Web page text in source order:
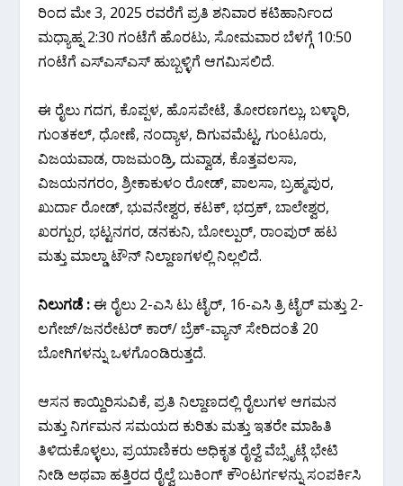
ರಿಂದ ಮೇ 3, 2025 ರವರೆಗೆ ಪ್ರತಿ ಶನಿವಾರ ಕಟಿಹಾರ್ನಿಂದ
ಮಧ್ಯಾಹ್ನ 2:30 ಗಂಟೆಗೆ ಹೊರಟು, ಸೋಮವಾರ ಬೆಳಗ್ಗೆ 10:50
ಗಂಟೆಗೆ ಎಸ್ಎಸ್ಎಸ್ ಹುಬ್ಬಳ್ಳಿಗೆ ಆಗಮಿಸಲಿದೆ.
ಈ ರೈಲು ಗದಗ, ಕೊಪ್ಪಳ, ಹೊಸಪೇಟೆ, ತೋರಣಗಲ್ಲು, ಬಳ್ಳಾರಿ,
ಗುಂತಕಲ್, ಧೋಣೆ, ನಂದ್ಯಾಳ, ದಿಗುವಮೆಟ್ಟ, ಗುಂಟೂರು,
ವಿಜಯವಾಡ, ರಾಜಮಂಡ್ರಿ, ದುವ್ವಾಡ, ಕೊತ್ತವಲಸಾ,
ವಿಜಯನಗರಂ, ಶ್ರೀಕಾಕುಳಂ ರೋಡ್, ಪಾಲಸಾ, ಬ್ರಹ್ಮಪುರ,
ಖುರ್ದಾ ರೋಡ್, ಭುವನೇಶ್ವರ, ಕಟಕ್, ಭದ್ರಕ್, ಬಾಲೇಶ್ವರ,
ಖರಗ್ಪುರ, ಭಟ್ಟನಗರ, ಡನಕುನಿ, ಬೋಲ್ಪುರ್, ರಾಂಪುರ್ ಹಟ
ಮತ್ತು ಮಾಲ್ಡಾ ಟೌನ್ ನಿಲ್ದಾಣಗಳಲ್ಲಿ ನಿಲ್ಲಲಿದೆ.
ನಿಲುಗಡೆ :ಈ ರೈಲು 2-ಎಸಿ ಟು ಟೈರ್, 16-ಎಸಿ ತ್ರಿ ಟೈರ್ ಮತ್ತು 2-
ಲಗೇಜ್/ಜನರೇಟರ್ ಕಾರ್/ ಬ್ರೆಕ್-ವ್ಯಾನ್ ಸೇರಿದಂತೆ 20
ಬೋಗಿಗಳನ್ನು ಒಳಗೊಂಡಿರುತ್ತದೆ.
ಆಸನ ಕಾಯ್ದಿರಿಸುವಿಕೆ, ಪ್ರತಿ ನಿಲ್ದಾಣದಲ್ಲಿ ರೈಲುಗಳ ಆಗಮನ
ಮತ್ತು ನಿರ್ಗಮನ ಸಮಯದ ಕುರಿತು ಮತ್ತು ಇತರೇ ಮಾಹಿತಿ
ತಿಳಿದುಕೊಳ್ಳಲು, ಪ್ರಯಾಣಿಕರು ಅಧಿಕೃತ ರೈಲ್ವೆ ವೆಬ್ಸೈಟ್ಗೆ ಭೇಟಿ
ನೀಡಿ ಅಥವಾ ಹತ್ತಿರದ ರೈಲ್ವೆ ಬುಕಿಂಗ್ ಕೌಂಟರ್ಗಳನ್ನು ಸಂಪರ್ಕಿಸಿ